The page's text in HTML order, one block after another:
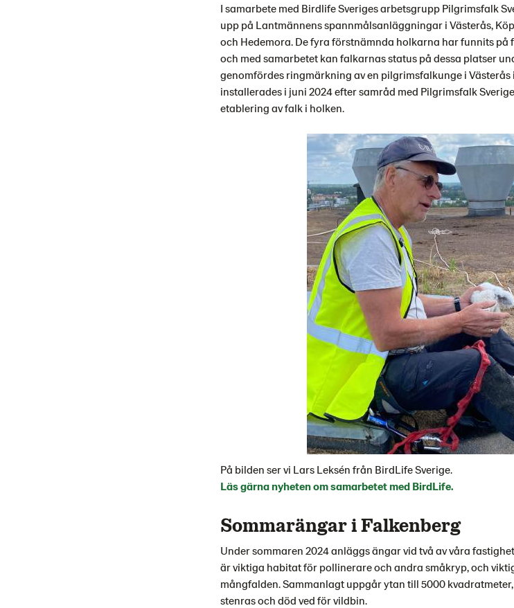
I samarbete med Birdlife Sveriges arbetsgrupp Pilgrimsfalk
upp på Lantmännens spannmålsanläggningar i Västerås,
och Hedemora. De fyra förstnämnda holkarna har funnits på
och med samarbetet kan falkarnas status på dessa platser
genomfördes ringmärkning av en pilgrimsfalkunge i Västerås
installerades i juni 2024 efter samråd med Pilgrimsfalk
etablering av falk i holken.
På bilden ser vi Lars Leksén från BirdLife Sverige.
Läs gärna nyheten om samarbetet med BirdLife.
Sommarängar i Falkenberg
Under sommaren 2024 anläggs ängar vid två av våra
är viktiga habitat för pollinerare och andra småkryp, och
mångfalden. Sammanlagt uppgår ytan till 5000
stenras och död ved för vildbin.